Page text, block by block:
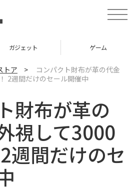
t
o
a
v
ガジェット ゲーム
トア >
コンパクト財布が革の代金
2週間だけのセール開催中
財布が革の
視して3000
週間だけのセ